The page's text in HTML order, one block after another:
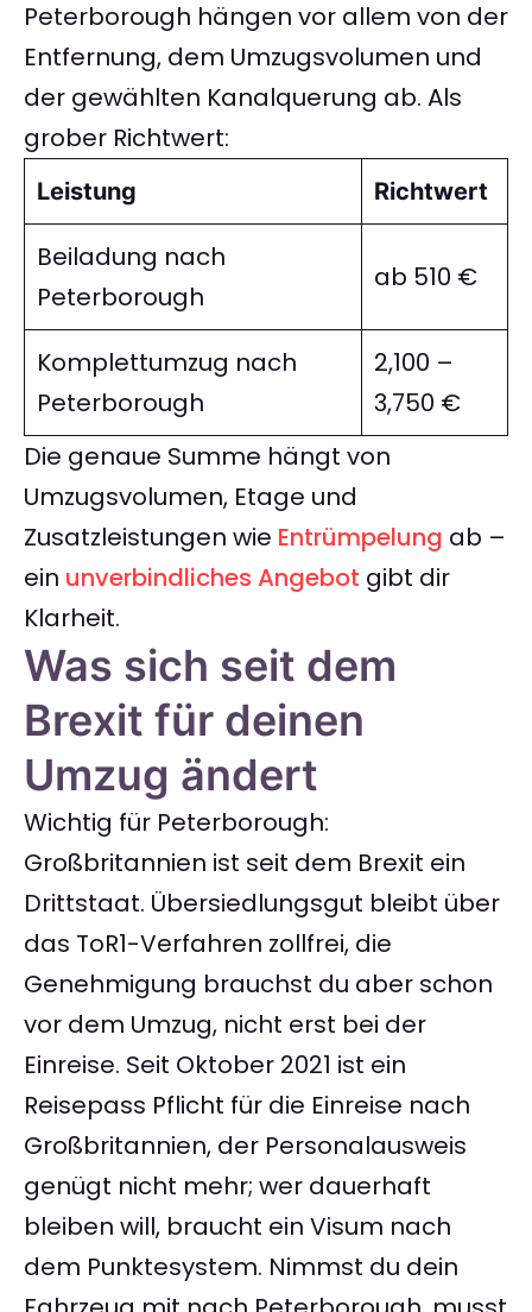
Peterborough hängen vor allem von der
Entfernung, dem Umzugsvolumen und
der gewählten Kanalquerung ab. Als
grober Richtwert:
Leistung Richtwert
Beiladung nach
Peterborough
ab 510 €
Komplettumzug nach
Peterborough
2,100 –
3,750 €
Die genaue Summe hängt von
Umzugsvolumen, Etage und
Zusatzleistungen wie Entrümpelung ab –
ein unverbindliches Angebot gibt dir
Klarheit.
Was sich seit dem
Brexit für deinen
Umzug ändert
Wichtig für Peterborough:
Großbritannien ist seit dem Brexit ein
Drittstaat. Übersiedlungsgut bleibt über
das ToR1-Verfahren zollfrei, die
Genehmigung brauchst du aber schon
vor dem Umzug, nicht erst bei der
Einreise. Seit Oktober 2021 ist ein
Reisepass Pflicht für die Einreise nach
Großbritannien, der Personalausweis
genügt nicht mehr; wer dauerhaft
bleiben will, braucht ein Visum nach
dem Punktesystem. Nimmst du dein